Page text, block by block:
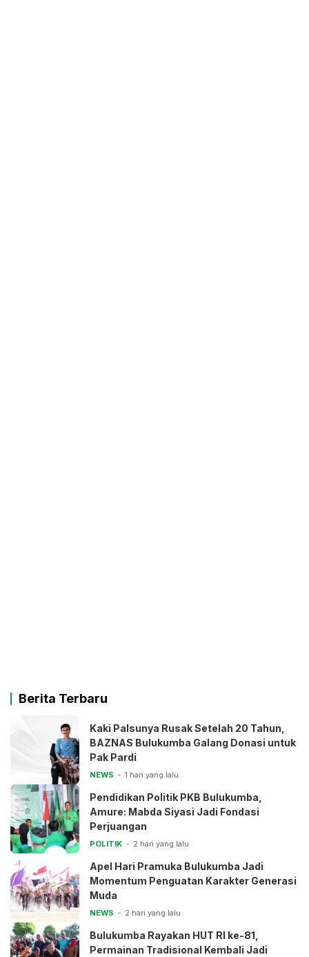
Berita Terbaru
Kaki Palsunya Rusak Setelah 20 Tahun,
BAZNAS Bulukumba Galang Donasi untuk
Pak Pardi
NEWS 1 hari yang lalu
Pendidikan Politik PKB Bulukumba,
Amure: Mabda Siyasi Jadi Fondasi
Perjuangan
POLITIK 2 hari yang lalu
Apel Hari Pramuka Bulukumba Jadi
Momentum Penguatan Karakter Generasi
Muda
NEWS 2 hari yang lalu
Bulukumba Rayakan HUT RI ke-81,
Permainan Tradisional Kembali Jadi